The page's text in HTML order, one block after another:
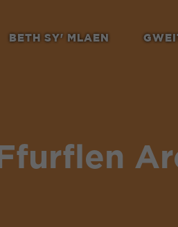
BETH SY' MLAEN
Ffurflen